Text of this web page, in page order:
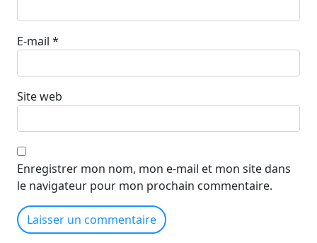
E-mail *
Site web
Enregistrer mon nom, mon e-mail et mon site dans
le navigateur pour mon prochain commentaire.